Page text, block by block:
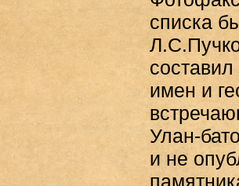
списка
имен и
Улан-
и не